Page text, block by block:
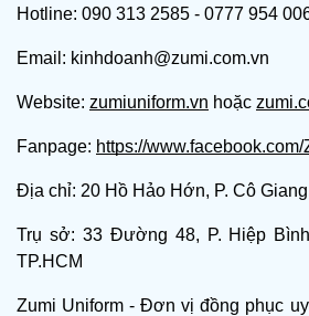
Hotline: 090 313 2585 - 0777 954
Email: kinhdoanh@zumi.com.vn
Website: zumiuniform.vn hoặc
Fanpage: https://
Địa chỉ: 20 Hồ Hảo Hớn, P. Cô
Trụ sở: 33 Đường 48, P. Hiệp
TP.HCM
Zumi Uniform - Đơn vị đồng phục